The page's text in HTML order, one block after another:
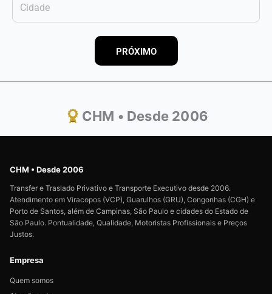
PRÓXIMO
CHM • Desde 2006
CHM • Desde 2006
Transfer e Traslado Privativo e Transporte Executivo desde 2006.
Atendimento em Viracopos (VCP), Guarulhos (GRU), Congonhas (CGH) e
Porto de Santos, além de Campinas, São Paulo e cidades do Estado de
São Paulo. Pontualidade, Qualidade, Motoristas Profissionais e Preços
Justos.
Empresa
Quem somos